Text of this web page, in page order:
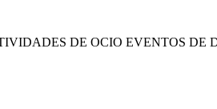
DE OCIO EVENTOS DE